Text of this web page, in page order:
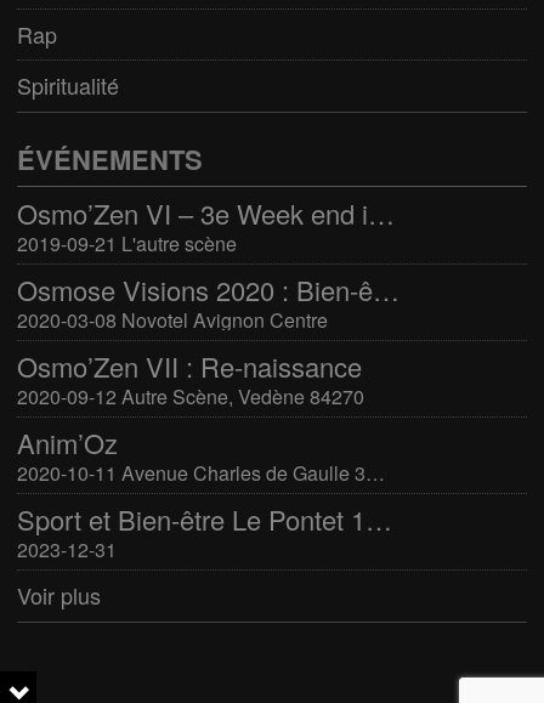
Rap
Spiritualité
ÉVÉNEMENTS
Osmo’Zen VI – 3e Week end international du bien-être
2019-09-21 L'autre scène
Osmose Visions 2020 : Bien-être et arts divinatoires
2020-03-08 Novotel Avignon Centre
Osmo’Zen VII : Re-naissance
2020-09-12 Autre Scène, Vedène 84270
Anim’Oz
2020-10-11 Avenue Charles de Gaulle 30400 Villeneuve-Lès-Avignon
Sport et Bien-être Le Pontet 16-17 mars 2024
2023-12-31
Voir plus